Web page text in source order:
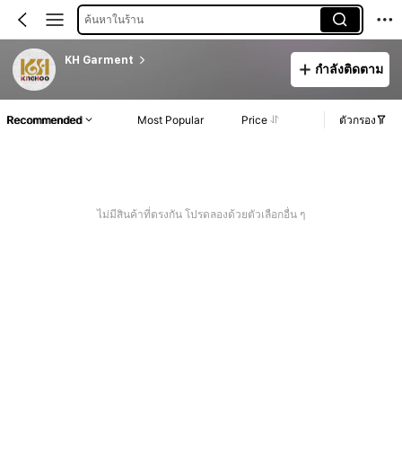
ค้นหาในร้าน
KH Garment
กำลังติดตาม
Recommended Most Popular Price ตัวกรอง
ไม่มีสินค้าที่ตรงกัน โปรดลองด้วยตัวเลือกอื่น ๆ